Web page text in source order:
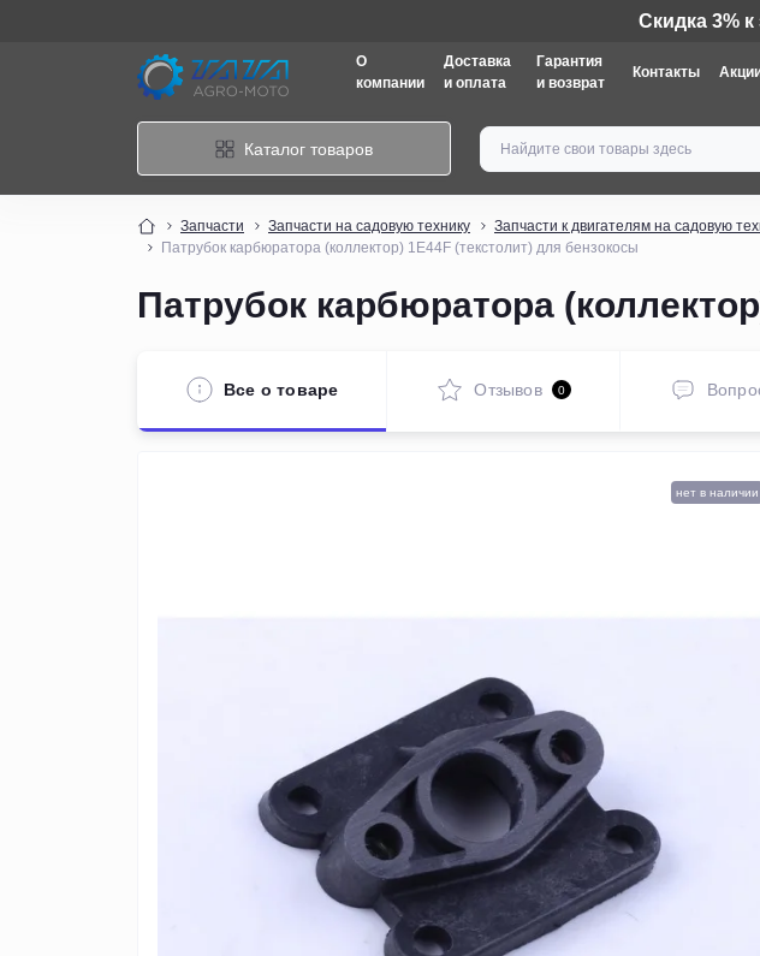
Техника:
О
компании
Доставка
и оплата
Гарантия
и возврат
Контакты
Каталог товаров
Запчасти Запчасти на садовую технику Запчасти к двигателям на садовую
Патрубок карбюратора (коллектор) 1E44F (текстолит) для бензокосы
Патрубок карбюратора
Все о товаре Отзывов 0
нет в наличии